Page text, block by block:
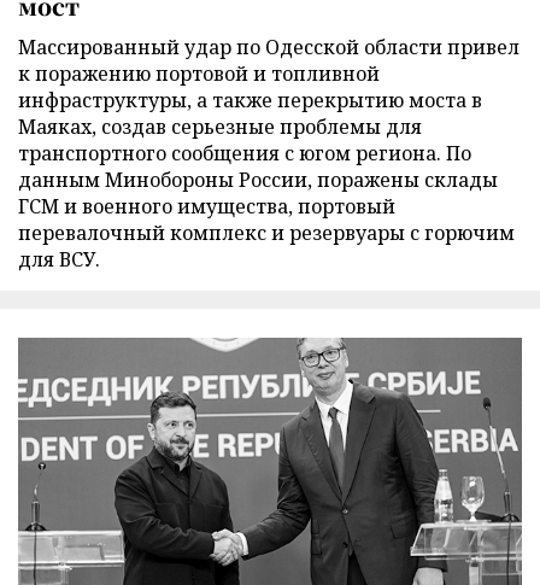
Массированный удар по Одесской области привел
к поражению портовой и топливной
инфраструктуры, а также перекрытию моста в
Маяках, создав серьезные проблемы для
транспортного сообщения с югом региона. По
данным Минобороны России, поражены склады
ГСМ и военного имущества, портовый
перевалочный комплекс и резервуары с горючим
для ВСУ.